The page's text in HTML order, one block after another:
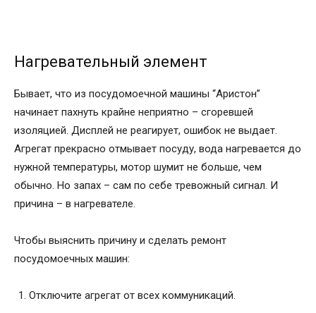
Нагревательный элемент
Бывает, что из посудомоечной машины “Аристон”
начинает пахнуть крайне неприятно – сгоревшей
изоляцией. Дисплей не реагирует, ошибок не выдает.
Агрегат прекрасно отмывает посуду, вода нагревается до
нужной температуры, мотор шумит не больше, чем
обычно. Но запах – сам по себе тревожный сигнал. И
причина – в нагревателе.
Чтобы выяснить причину и сделать ремонт
посудомоечных машин:
Отключите агрегат от всех коммуникаций.